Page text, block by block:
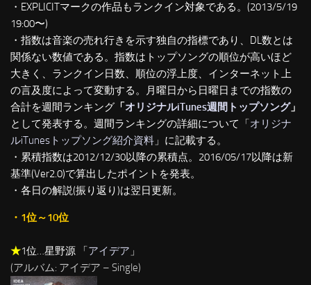
・EXPLICITマークの作品もランクイン対象である。(2013/5/19
19:00〜)
・指数は音楽の売れ行きを示す独自の指標であり、DL数とは
関係ない数値である。指数はトップソングの順位が高いほど
大きく、ランクイン日数、順位の浮上度、インターネット上
の言及度によって変動する。月曜日から日曜日までの指数の
合計を週間ランキング 「オリジナルiTunes週間トップソング」
として発表する。週間ランキングの詳細について「オリジナ
ルiTunesトップソング紹介資料 」に記載する。
・累積指数は2012/12/30以降の累積点。2016/05/17以降は新
基準(Ver2.0)で算出したポイントを発表。
・各日の解説(振り返り)は翌日更新。
・1位～10位
★1位…星野源 「アイデア 」
(アルバム: アイデア – Single)